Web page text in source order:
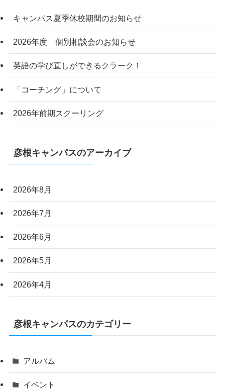
キャンパス夏季休校期間のお知らせ
2026年度 個別相談会のお知らせ
英語の学び直しができるクラーク！
「コーチング」について
2026年前期スクーリング
彦根キャンパスのアーカイブ
2026年8月
2026年7月
2026年6月
2026年5月
2026年4月
彦根キャンパスのカテゴリー
アルバム
イベント